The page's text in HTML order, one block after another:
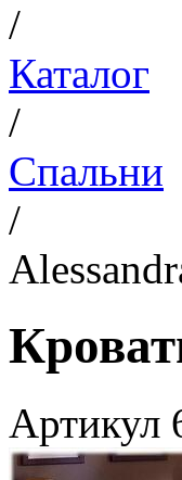
/
Каталог
/
Спальни
/
Артикул